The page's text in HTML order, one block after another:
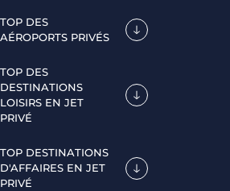
TOP DES
AÉROPORTS PRIVÉS
TOP DES
DESTINATIONS
LOISIRS EN JET
PRIVÉ
TOP DESTINATIONS
D'AFFAIRES EN JET
PRIVÉ